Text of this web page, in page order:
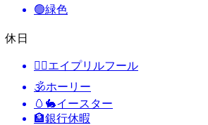
🟢緑色
休日
🙆‍♂️エイプリルフール
🕉ホーリー
🥚🐇イースター
🏦銀行休暇